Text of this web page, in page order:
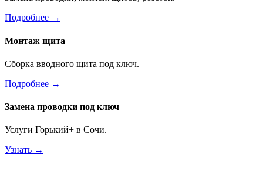
Подробнее →
Монтаж щита
Сборка вводного щита под ключ.
Подробнее →
Замена проводки под ключ
Услуги Горький+ в Сочи.
Узнать →